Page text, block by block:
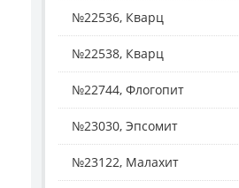
№22536, Кварц
№22538, Кварц
№22744, Флогопит
№23030, Эпсомит
№23122, Малахит